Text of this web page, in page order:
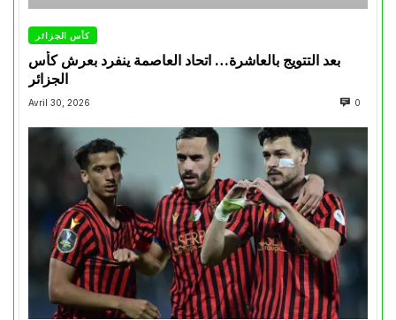
كأس الجزائر
بعد التتويج بالعاشرة… اتحاد العاصمة ينفرد بعرش كأس
الجزائر
Avril 30, 2026 0